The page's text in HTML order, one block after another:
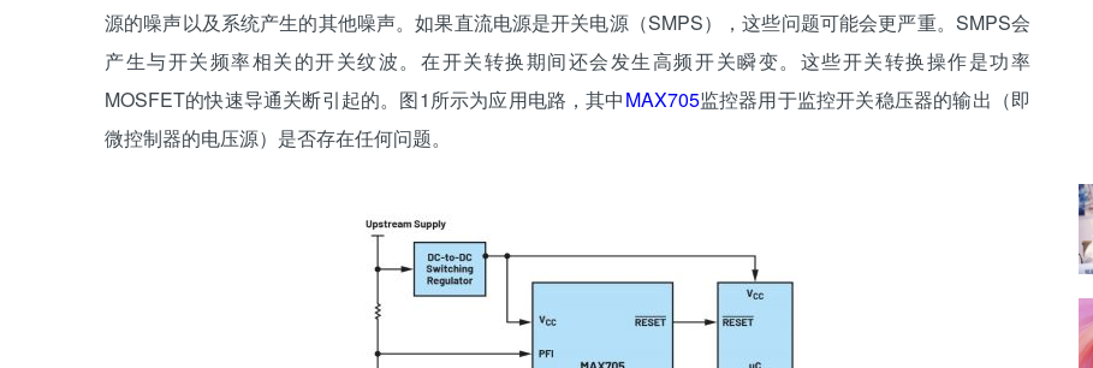
源的噪声以及系统产生的其他噪声。如果直流电源是开关电源（SMPS），这些问题可能会更严重。SMPS会
产生与开关频率相关的开关纹波。在开关转换期间还会发生高频开关瞬变。这些开关转换操作是功率
MOSFET的快速导通关断引起的。图1所示为应用电路，其中MAX705监控器用于监控开关稳压器的输出（即
微控制器的电压源）是否存在任何问题。